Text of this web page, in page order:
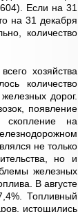
Если на 31
на 31 декабря
количество
хозяйства
количество
дорог.
появление
на
не только
но и
железных
В августе
Топливный
истощились